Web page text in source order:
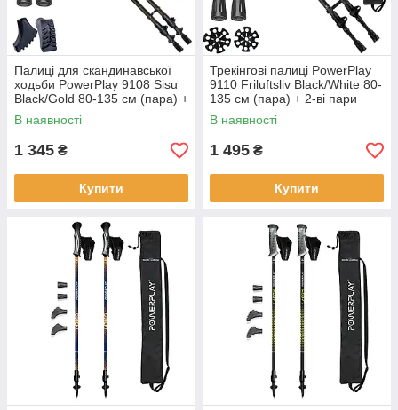
Палиці для скандинавської
ходьби PowerPlay 9108 Sisu
Black/Gold 80-135 см (пара) +
2-ві пари чобітків + чохол
В наявності
1 345 ₴
Купити
Трекінгові палиці PowerPlay
9110 Friluftsliv Black/White 80-
135 см (пара) + 2-ві пари
чобітків + чохол
В наявності
1 495 ₴
Купити